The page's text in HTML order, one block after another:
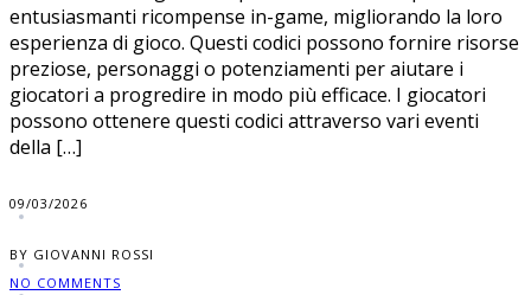
entusiasmanti ricompense in-game, migliorando la loro
esperienza di gioco. Questi codici possono fornire risorse
preziose, personaggi o potenziamenti per aiutare i
giocatori a progredire in modo più efficace. I giocatori
possono ottenere questi codici attraverso vari eventi
della […]
09/03/2026
BY GIOVANNI ROSSI
NO COMMENTS